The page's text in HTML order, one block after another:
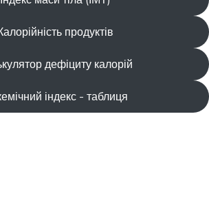
продуктів
дефіциту калорій
індекс - таблиця